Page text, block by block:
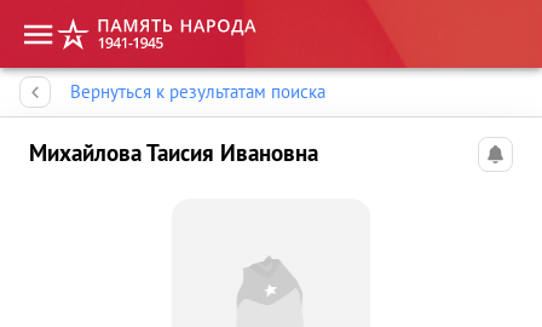
Вернуться к результатам поиска
Михайлова Таисия Ивановна
Память народа